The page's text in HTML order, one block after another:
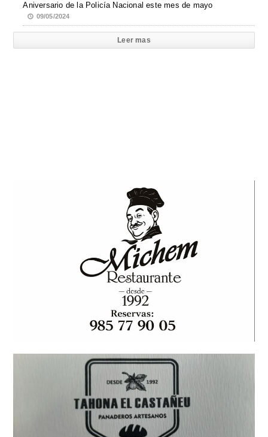
Aniversario de la Policía Nacional este mes de mayo
09/05/2024
Leer mas